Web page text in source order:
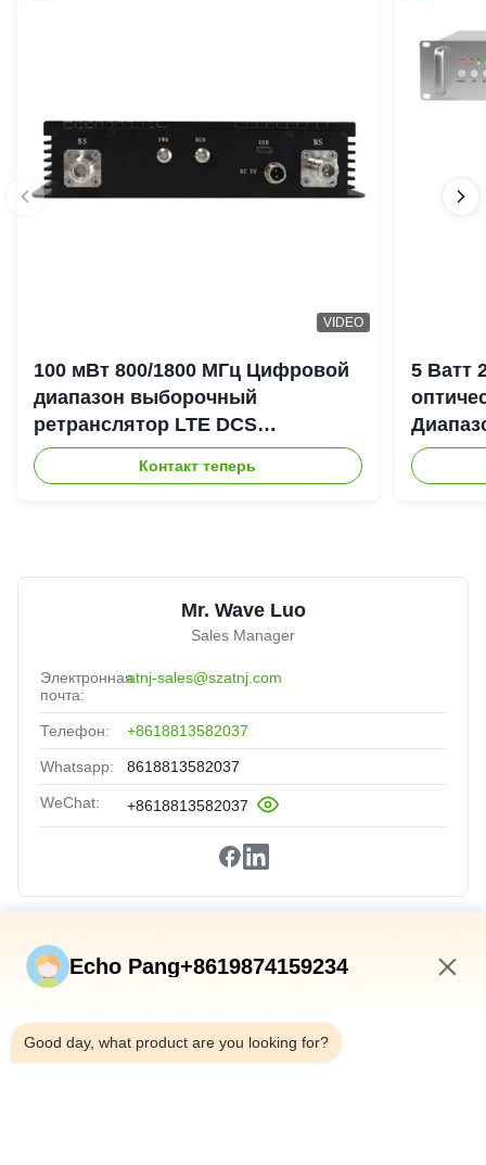
VIDEO
100 мВт 800/1800 МГц Цифровой
диапазон выборочный
ретранслятор LTE DCS
Цифровой канал выборочный
Bda Пико ретранслятор
Контакт теперь
5 Ватт
DAS
Mr. Wave Luo
Sales Manager
Электронная
почта:
atnj-sales@szatnj.com
Телефон: +8618813582037
Whatsapp: 8618813582037
WeChat: +8618813582037
Быстрые Связи
Продукты
О Нас
Echo Pang+8619874159234
Good day, what product are you looking for?